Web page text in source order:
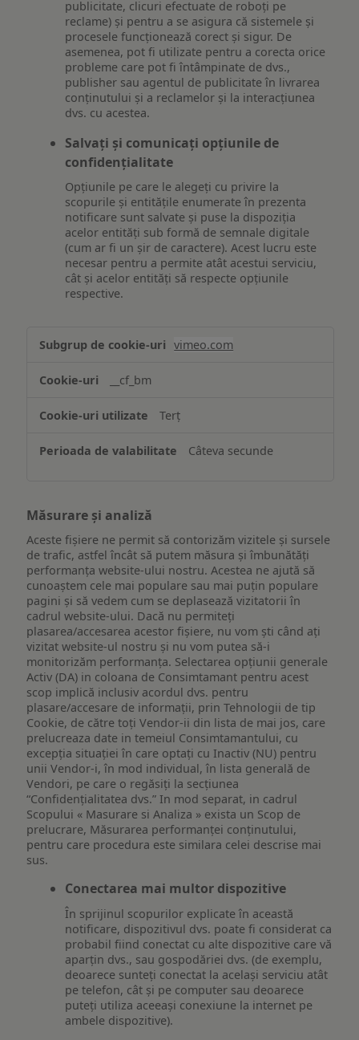
publicitate, clicuri efectuate de roboți pe
reclame) și pentru a se asigura că sistemele și
procesele funcționează corect și sigur. De
asemenea, pot fi utilizate pentru a corecta orice
probleme care pot fi întâmpinate de dvs.,
publisher sau agentul de publicitate în livrarea
conținutului și a reclamelor și la interacțiunea
dvs. cu acestea.
Salvați și comunicați opțiunile de
confidențialitate
Opțiunile pe care le alegeți cu privire la
scopurile și entitățile enumerate în prezenta
notificare sunt salvate și puse la dispoziția
acelor entități sub formă de semnale digitale
(cum ar fi un șir de caractere). Acest lucru este
necesar pentru a permite atât acestui serviciu,
cât și acelor entități să respecte opțiunile
respective.
funcționalităților
ului
vimeo.com
__cf_bm
Terț
Câteva secunde
Măsurare și analiză
Aceste fișiere ne permit să contorizăm vizitele și sursele
de trafic, astfel încât să putem măsura și îmbunătăți
performanța website-ului nostru. Acestea ne ajută să
cunoaștem cele mai populare sau mai puțin populare
pagini și să vedem cum se deplasează vizitatorii în
cadrul website-ului. Dacă nu permiteți
plasarea/accesarea acestor fișiere, nu vom ști când ați
vizitat website-ul nostru și nu vom putea să-i
monitorizăm performanța. Selectarea opțiunii generale
Activ (DA) in coloana de Consimtamant pentru acest
scop implică inclusiv acordul dvs. pentru
plasare/accesare de informații, prin Tehnologii de tip
Cookie, de către toți Vendor-ii din lista de mai jos, care
prelucreaza date in temeiul Consimtamantului, cu
excepția situației în care optați cu Inactiv (NU) pentru
unii Vendor-i, în mod individual, în lista generală de
Vendori, pe care o regăsiți la secțiunea
“Confidențialitatea dvs.” In mod separat, in cadrul
Scopului « Masurare si Analiza » exista un Scop de
prelucrare, Măsurarea performanței conținutului,
pentru care procedura este similara celei descrise mai
sus.
Conectarea mai multor dispozitive
În sprijinul scopurilor explicate în această
notificare, dispozitivul dvs. poate fi considerat ca
probabil fiind conectat cu alte dispozitive care vă
aparțin dvs., sau gospodăriei dvs. (de exemplu,
deoarece sunteți conectat la același serviciu atât
pe telefon, cât și pe computer sau deoarece
puteți utiliza aceeași conexiune la internet pe
ambele dispozitive).